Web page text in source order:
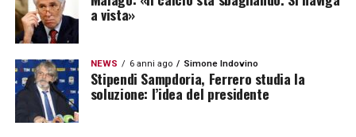
a vista»
NEWS 6 anni ago Simone Indovino
Stipendi Sampdoria, Ferrero studia la
soluzione: l’idea del presidente